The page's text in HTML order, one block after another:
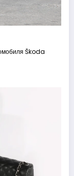
Škoda